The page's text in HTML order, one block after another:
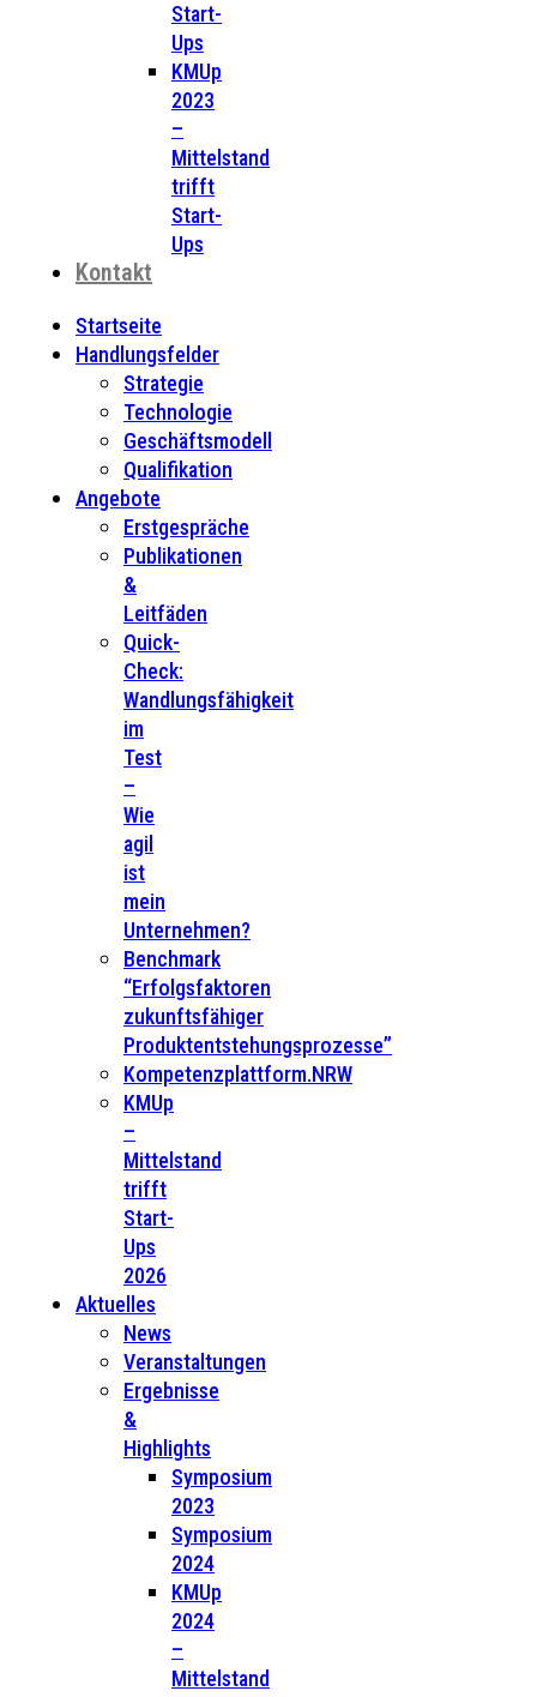
Start-
Ups
KMUp
2023
–
Mittelstand
trifft
Start-
Ups
Kontakt
Startseite
Handlungsfelder
Strategie
Technologie
Geschäftsmodell
Qualifikation
Angebote
Erstgespräche
Publikationen
&
Leitfäden
Quick-
Check:
Wandlungsfähigkeit
im
Test
–
Wie
agil
ist
mein
Unternehmen?
Benchmark
“Erfolgsfaktoren
zukunftsfähiger
Produktentstehungsprozesse”
Kompetenzplattform.NRW
KMUp
–
Mittelstand
trifft
Start-
Ups
2026
Aktuelles
News
Veranstaltungen
Ergebnisse
&
Highlights
Symposium
2023
Symposium
2024
KMUp
2024
–
Mittelstand